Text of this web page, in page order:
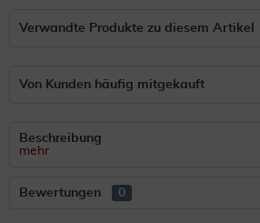
Verwandte Produkte zu diesem Artikel
Von Kunden häufig mitgekauft
Beschreibung
mehr
Bewertungen 0